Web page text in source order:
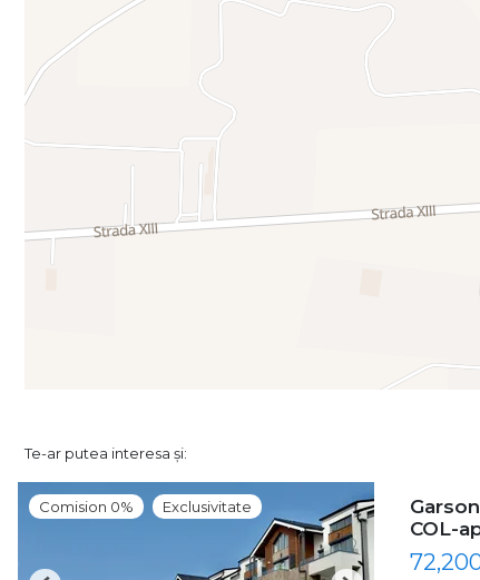
Te-ar putea interesa și:
Comision 0% Exclusivitate
COL-